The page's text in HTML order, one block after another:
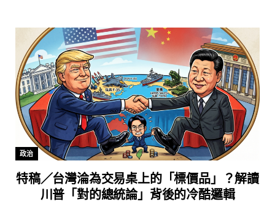
政治
特稿／台灣淪為交易桌上的「標價品」？解讀
川普「對的總統論」背後的冷酷邏輯